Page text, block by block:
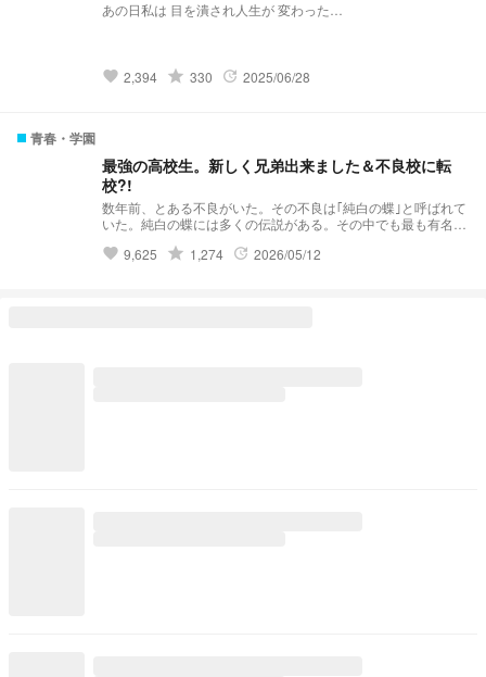
になりました↓ ↓ ↓
あの日私は 目を潰され人生が 変わった…
favorite 2,394 grade 330 update 2025/06/28
青春・学園
最強の高校生。新しく兄弟出来ました＆不良校に転
校?!
数年前、とある不良がいた。その不良は｢純白の蝶｣と呼ばれて
いた。純白の蝶には多くの伝説がある。その中でも最も有名な
良グループを1人で潰したという伝説だ。 そんな伝説を持って
favorite 9,625 grade 1,274 update 2026/05/12